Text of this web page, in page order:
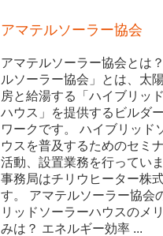
アマテルソーラー協会
アマテルソーラー協会とは
ルソーラー協会」とは、太
房と給湯する「ハイブリッ
ハウス」を提供するビルダ
ワークです。 ハイブリッド
ウスを普及するためのセミ
活動、設置業務を行ってい
事務局はチリウヒーター株
す。 アマテルソーラー協会
リッドソーラーハウスのメ
みは？ エネルギー効率 ...